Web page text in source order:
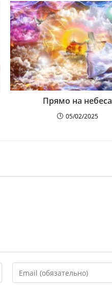
Прямо на небеса
05/02/2025